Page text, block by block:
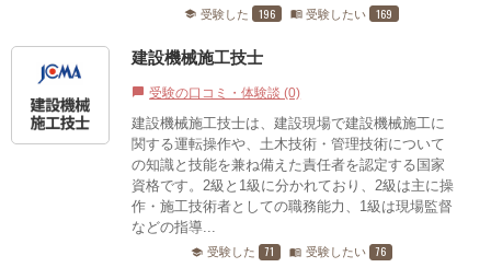
school 受験した 196 menu_book 受験したい 169
建設機械施工技士
chat_bubble 受験の口コミ・体験談 (0)
建設機械施工技士は、建設現場で建設機械施工に
関する運転操作や、土木技術・管理技術について
の知識と技能を兼ね備えた責任者を認定する国家
資格です。2級と1級に分かれており、2級は主に操
作・施工技術者としての職務能力、1級は現場監督
などの指導...
school 受験した 71 menu_book 受験したい 76